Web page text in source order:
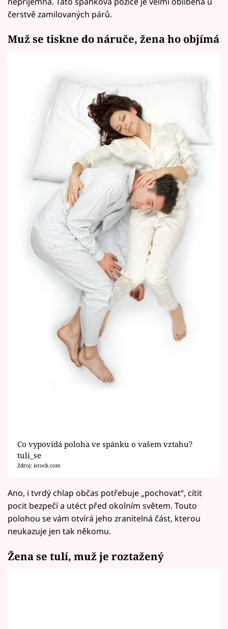
čerstvě zamilovaných párů.
Muž se tiskne do náruče, žena ho objímá
Co vypovídá poloha ve spánku o vašem vztahu?
tuli_se
Zdroj: istock.com
Ano, i tvrdý chlap občas potřebuje „pochovat“, cítit
pocit bezpečí a utéct před okolním světem. Touto
polohou se vám otvírá jeho zranitelná část, kterou
neukazuje jen tak někomu.
Žena se tulí, muž je roztažený